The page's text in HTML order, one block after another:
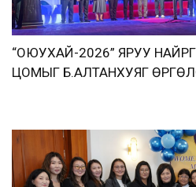
“ОЮУХАЙ-2026” ЯРУУ
ЦОМЫГ Б.АЛТАНХУЯГ